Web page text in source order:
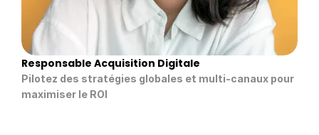
Responsable Acquisition Digitale
Pilotez des stratégies globales et multi-canaux pour
maximiser le ROI